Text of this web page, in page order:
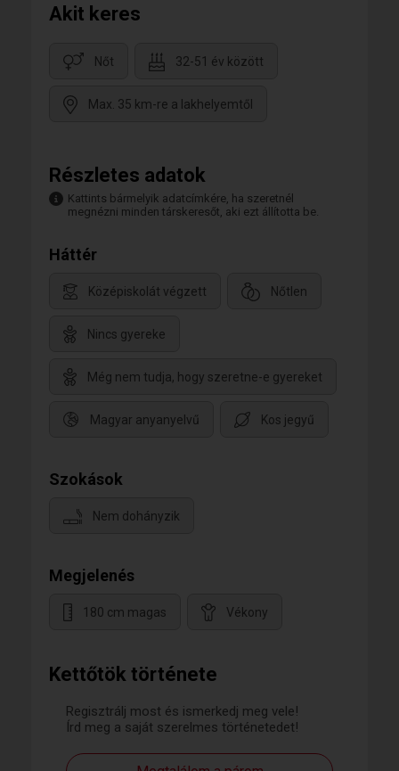
Kettőtök története
Regisztrálj most és ismerkedj meg vele!
Írd meg a saját szerelmes történetedet!
Akit keres
Nőt 32-51 év között
Max. 35 km-re a lakhelyemtől
Részletes adatok
Kattints bármelyik adatcímkére, ha szeretnél
megnézni minden társkeresőt, aki ezt állította be.
Háttér
Középiskolát végzett Nőtlen
Nincs gyereke
Még nem tudja, hogy szeretne-e gyereket
Magyar anyanyelvű Kos jegyű
Szokások
Nem dohányzik
Megjelenés
180 cm magas Vékony